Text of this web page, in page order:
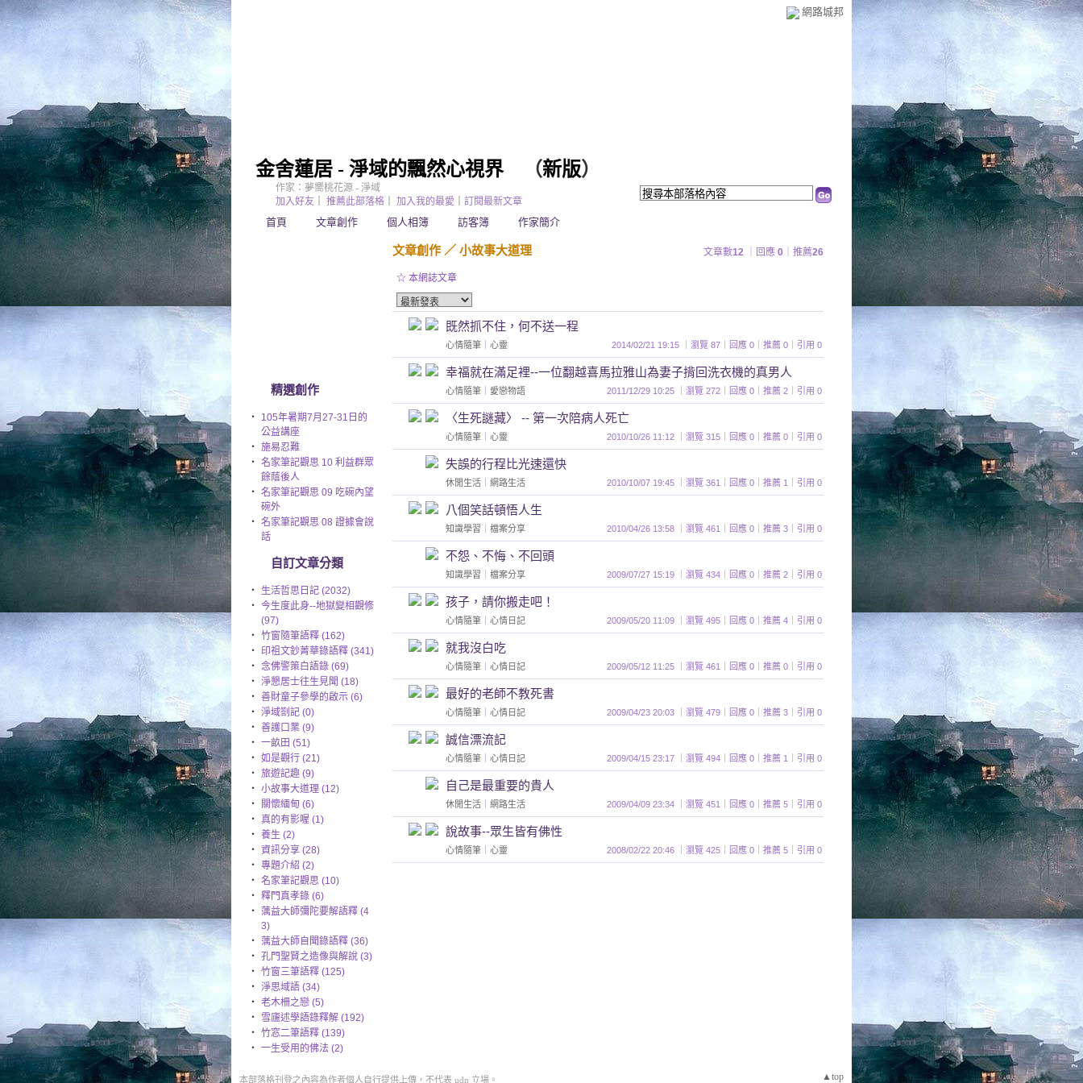
網路城邦
金舍蓮居 - 淨域的飄然心視界（新版）
首頁 文章創作 個人相簿 訪客簿 作家簡介
加入好友 推薦此部落格 加入我的最愛 訂閱最新文章
作家：夢嚮桃花源 - 淨域
精選創作
‧
105年暑期7月27-31日的
公益講座
‧ 施易忍難
‧ 名家筆記觀思 10 利益群眾
餘蔭後人
‧ 名家筆記觀思 09 吃碗內望
碗外
‧ 名家筆記觀思 08 證據會說
話
自訂文章分類
‧
生活哲思日記 (2032)
‧ 今生度此身--地獄變相觀修
(97)
‧ 竹窗隨筆語釋 (162)
‧ 印祖文鈔菁華錄語釋 (341)
‧ 念佛警策白語錄 (69)
‧ 淨懇居士往生見聞 (18)
‧ 善財童子參學的啟示 (6)
‧ 淨域劄記 (0)
‧ 善護口業 (9)
‧ 一畝田 (51)
‧ 如是觀行 (21)
‧ 旅遊記趣 (9)
‧ 小故事大道理 (12)
‧
關懷緬甸 (6)
‧ 真的有影喔 (1)
‧ 養生 (2)
‧ 資訊分享 (28)
‧ 專題介紹 (2)
‧ 名家筆記觀思 (10)
‧ 釋門真孝錄 (6)
‧ 蕅益大師彌陀要解語釋 (4
3)
‧ 蕅益大師自聞錄語釋 (36)
‧ 孔門聖賢之造像與解說 (3)
‧ 竹窗三筆語釋 (125)
‧ 淨思域語 (34)
‧ 老木柵之戀 (5)
‧
雪廬述學語錄釋解 (192)
‧ 竹窓二筆語釋 (139)
‧ 一生受用的佛法 (2)
文章創作 ／ 小故事大道理 文章數12 ｜回應 0 ｜推薦26
☆ 本網誌文章
既然抓不住，何不送一程
心情隨筆 心靈 2014/02/21 19:15 ｜瀏覽 87｜回應 0｜推薦 0｜引用 0
幸福就在滿足裡--一位翻越喜馬拉雅山為妻子揹回洗衣機的真男人
心情隨筆 愛戀物語 2011/12/29 10:25 ｜瀏覽 272｜回應 0｜推薦 2｜引用 0
〈生死謎藏〉 -- 第一次陪病人死亡
心情隨筆 心靈 2010/10/26 11:12 ｜瀏覽 315｜回應 0｜推薦 0｜引用 0
失誤的行程比光速還快
休閒生活 網路生活 2010/10/07 19:45 ｜瀏覽 361｜回應 0｜推薦 1｜引用 0
八個笑話頓悟人生
知識學習 檔案分享 2010/04/26 13:58 ｜瀏覽 461｜回應 0｜推薦 3｜引用 0
不怨、不悔、不回頭
知識學習 檔案分享 2009/07/27 15:19 ｜瀏覽 434｜回應 0｜推薦 2｜引用 0
孩子，請你搬走吧！
心情隨筆 心情日記 2009/05/20 11:09 ｜瀏覽 495｜回應 0｜推薦 4｜引用 0
就我沒白吃
心情隨筆 心情日記 2009/05/12 11:25 ｜瀏覽 461｜回應 0｜推薦 0｜引用 0
最好的老師不教死書
心情隨筆 心情日記 2009/04/23 20:03 ｜瀏覽 479｜回應 0｜推薦 3｜引用 0
誠信漂流記
心情隨筆 心情日記 2009/04/15 23:17 ｜瀏覽 494｜回應 0｜推薦 1｜引用 0
自己是最重要的貴人
休閒生活 網路生活 2009/04/09 23:34 ｜瀏覽 451｜回應 0｜推薦 5｜引用 0
說故事--眾生皆有佛性
心情隨筆 心靈 2008/02/22 20:46 ｜瀏覽 425｜回應 0｜推薦 5｜引用 0
▲top
本部落格刊登之內容為作者個人自行提供上傳，不代表 udn 立場。